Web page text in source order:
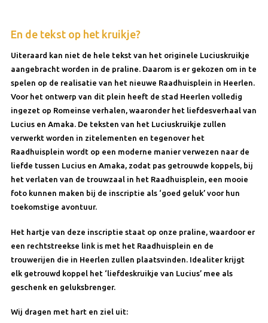
En de tekst op het kruikje?
Uiteraard kan niet de hele tekst van het originele Luciuskruikje
aangebracht worden in de praline. Daarom is er gekozen om in te
spelen op de realisatie van het nieuwe Raadhuisplein in Heerlen.
Voor het ontwerp van dit plein heeft de stad Heerlen volledig
ingezet op Romeinse verhalen, waaronder het liefdesverhaal van
Lucius en Amaka. De teksten van het Luciuskruikje zullen
verwerkt worden in zitelementen en tegenover het
Raadhuisplein wordt op een moderne manier verwezen naar de
liefde tussen Lucius en Amaka, zodat pas getrouwde koppels, bij
het verlaten van de trouwzaal in het Raadhuisplein, een mooie
foto kunnen maken bij de inscriptie als ‘goed geluk’ voor hun
toekomstige avontuur.
Het hartje van deze inscriptie staat op onze praline, waardoor er
een rechtstreekse link is met het Raadhuisplein en de
trouwerijen die in Heerlen zullen plaatsvinden. Idealiter krijgt
elk getrouwd koppel het ‘liefdeskruikje van Lucius’ mee als
geschenk en geluksbrenger.
Wij dragen met hart en ziel uit: